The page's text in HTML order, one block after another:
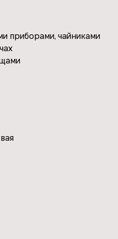
приборами, чайниками